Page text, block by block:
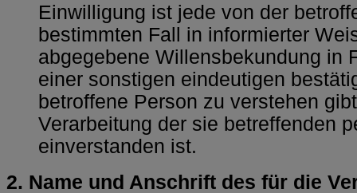
Einwilligung ist jede von der
bestimmten Fall in informierter
abgegebene Willensbekundung in
einer sonstigen eindeutigen
betroffene Person zu verstehen
Verarbeitung der sie betreffenden
einverstanden ist.
2. Name und Anschrift des für die